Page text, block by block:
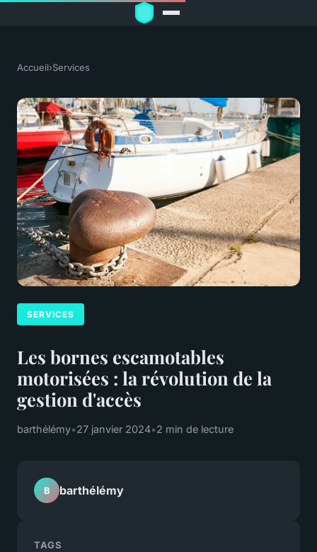
Accueil›Services
SERVICES
Les bornes escamotables
motorisées : la révolution de la
gestion d'accès
barthélémy•27 janvier 2024•2 min de lecture
B barthélémy
TAGS